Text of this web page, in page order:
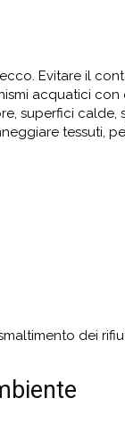
Evitare il
acquatici
superfici
tessuti,
dei